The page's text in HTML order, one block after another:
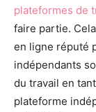
plateformes de
faire partie.
en ligne réputé
indépendants
du travail en
plateforme